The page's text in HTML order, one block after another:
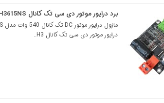
برد درایور موتور دی سی تک کانال H3615NS
درایور موتور دی سی تک کانال H3..